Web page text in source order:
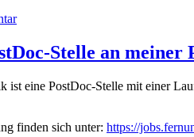
Stelle an meiner
eine PostDoc-Stelle mit einer
finden sich unter: https://